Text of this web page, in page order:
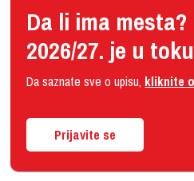
Da li ima
2026/27. je u
Da saznate sve o upisu, kliknite
Prijavite se